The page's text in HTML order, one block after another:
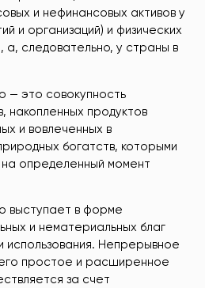
и нефинансовых активов у
и организаций) и физических
а, следовательно, у страны в
— это совокупность
накопленных продуктов
и вовлеченных в
богатств, которыми
определенный момент
выступает в форме
и нематериальных благ
использования. Непрерывное
простое и расширенное
за счет